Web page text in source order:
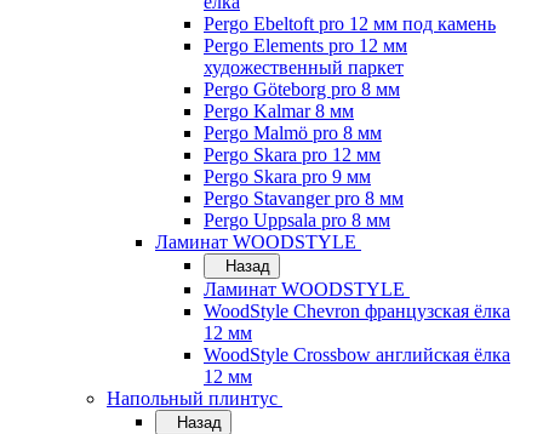
Pergo Ebeltoft pro 12 мм под камень
Pergo Elements pro 12 мм
художественный паркет
Pergo Göteborg pro 8 мм
Pergo Kalmar 8 мм
Pergo Malmö pro 8 мм
Pergo Skara pro 12 мм
Pergo Skara pro 9 мм
Pergo Stavanger pro 8 мм
Pergo Uppsala pro 8 мм
Ламинат WOODSTYLE
Назад
Ламинат WOODSTYLE
WoodStyle Chevron французская ёлка
12 мм
WoodStyle Crossbow английская ёлка
12 мм
Напольный плинтус
Назад